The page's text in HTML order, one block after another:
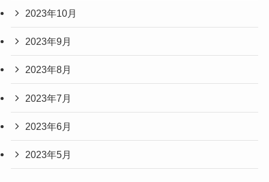
2023年10月
2023年9月
2023年8月
2023年7月
2023年6月
2023年5月